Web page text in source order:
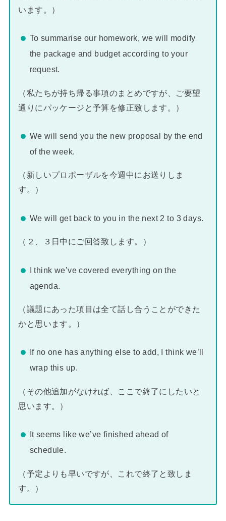
います。）
To summarise our homework, we will modify
the package and budget according to your
request.
（私たちが持ち帰る事項のまとめですが、ご要望
通りにパッケージと予算を修正致します。）
We will send you the new proposal by the end
of the week.
（新しいプロポーザルを今週中にお送りしま
す。）
We will get back to you in the next 2 to 3 days.
（２、３日中にご回答致します。）
I think we’ve covered everything on the
agenda.
（議題にあった項目は全て話し合うことができた
かと思います。）
If no one has anything else to add, I think we’ll
wrap this up.
（その他追加がなければ、ここで終了にしたいと
思います。）
It seems like we’ve finished ahead of
schedule.
（予定よりも早いですが、これで終了と致しま
す。）